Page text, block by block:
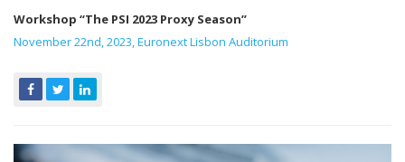
Workshop “The PSI 2023 Proxy Season”
November 22nd, 2023, Euronext Lisbon Auditorium